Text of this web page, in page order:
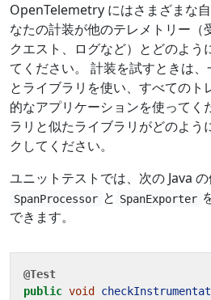
OpenTelemetry にはさまざまな
なたの計装が他のテレメトリー（
クエスト、ログなど）とどのよう
てください。 計装を試すときは
とライブラリを使い、すべてのト
的なアプリケーションを使ってく
ラリと似たライブラリがどのよう
クしてください。
ユニットテストでは、次の Java の
SpanProcessor と SpanExporter
できます。
@Test
public void